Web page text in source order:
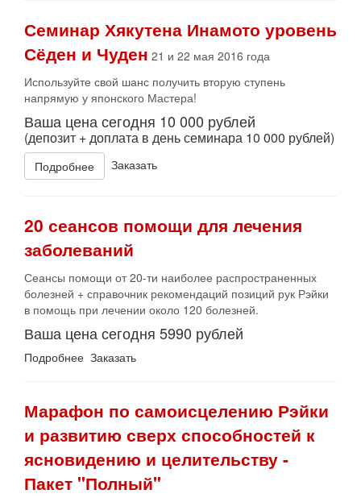
Семинар Хякутена Инамото уровень
Сёден и Чуден 21 и 22 мая 2016 года
Используйте свой шанс получить вторую ступень
напрямую у японского Мастера!
Ваша цена сегодня 10 000 рублей
(депозит + доплата в день семинара 10 000 рублей)
Подробнее Заказать
20 сеансов помощи для лечения
заболеваний
Сеансы помощи от 20-ти наиболее распространенных
болезней + справочник рекомендаций позиций рук Рэйки
в помощь при лечении около 120 болезней.
Ваша цена сегодня 5990 рублей
Подробнее Заказать
Марафон по самоисцелению Рэйки
и развитию сверх способностей к
ясновидению и целительству -
Пакет "Полный"